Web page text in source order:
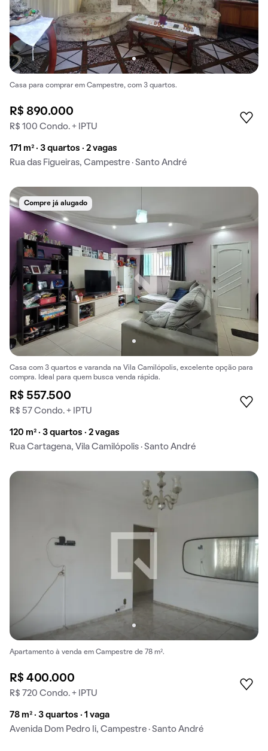
Casa para comprar em Campestre, com 3 quartos.
R$ 890.000
R$ 100 Condo. + IPTU
171 m² · 3 quartos · 2 vagas
Rua das Figueiras, Campestre · Santo André
Compre já alugado
Casa com 3 quartos e varanda na Vila Camilópolis, excelente opção para
compra. Ideal para quem busca venda rápida.
R$ 557.500
R$ 57 Condo. + IPTU
120 m² · 3 quartos · 2 vagas
Rua Cartagena, Vila Camilópolis · Santo André
Apartamento à venda em Campestre de 78 m².
R$ 400.000
R$ 720 Condo. + IPTU
78 m² · 3 quartos · 1 vaga
Avenida Dom Pedro Ii, Campestre · Santo André